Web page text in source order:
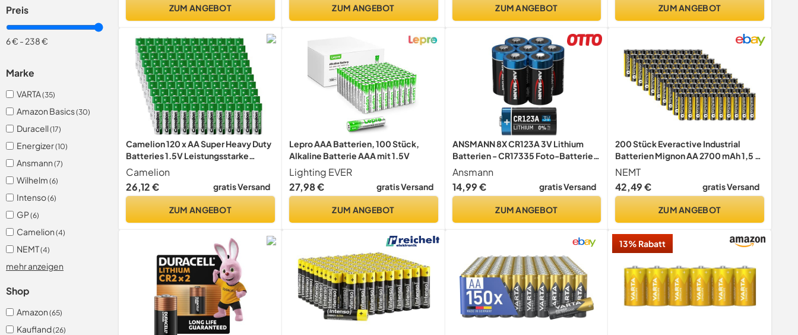
Preis
6 € - 238 €
Marke
VARTA(35)
Amazon Basics(30)
Duracell(17)
Energizer(10)
Ansmann (7)
Wilhelm (6)
Intenso(6)
GP(6)
Camelion (4)
NEMT(4)
mehr anzeigen
Shop
Amazon (65)
Kaufland(26)
ZUM ANGEBOT ZUM ANGEBOT ZUM ANGEBOT ZUM ANGEBOT
Camelion 120 x AA Super Heavy Duty
Batteries 1.5V Leistungsstarke
Einwegbatterien für Spielzeug,
Wecker, Fernbedienungen und viele
andere Geräte
Camelion
26,12 €
gratis Versand
ZUM ANGEBOT
Lepro AAA Batterien, 100 Stück,
Alkaline Batterie AAA mit 1.5V
Lighting EVER
27,98 €
gratis Versand
ZUM ANGEBOT
ANSMANN 8X CR123A 3V Lithium
Batterien - CR17335 Foto-Batterie
EL123
Ansmann
14,99 €
gratis Versand
ZUM ANGEBOT
200 Stück Everactive Industrial
Batterien Mignon AA 2700 mAh 1,5 V
HR06 Alkaline
NEMT
42,49 €
gratis Versand
ZUM ANGEBOT
13% Rabatt